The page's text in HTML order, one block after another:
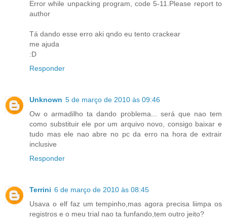
Error while unpacking program, code 5-11.Please report to
author
Tá dando esse erro aki qndo eu tento crackear
me ajuda
:D
Responder
Unknown 5 de março de 2010 às 09:46
Ow o armadilho ta dando problema... será que nao tem
como substituir ele por um arquivo novo, consigo baixar e
tudo mas ele nao abre no pc da erro na hora de extrair
inclusive
Responder
Terrini 6 de março de 2010 às 08:45
Usava o elf faz um tempinho,mas agora precisa liimpa os
registros e o meu trial nao ta funfando,tem outro jeito?